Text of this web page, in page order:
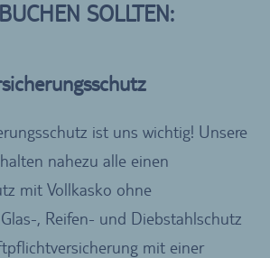
SOLLTEN:
ist uns wichtig! Unsere
nahezu alle einen
mit Vollkasko ohne
, Reifen- und Diebstahlschutz
mit einer